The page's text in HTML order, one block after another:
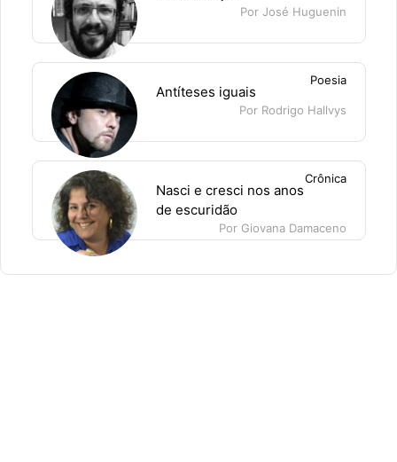
Por José Huguenin
Poesia
Antíteses iguais
Por Rodrigo Hallvys
Crônica
Nasci e cresci nos anos
de escuridão
Por Giovana Damaceno